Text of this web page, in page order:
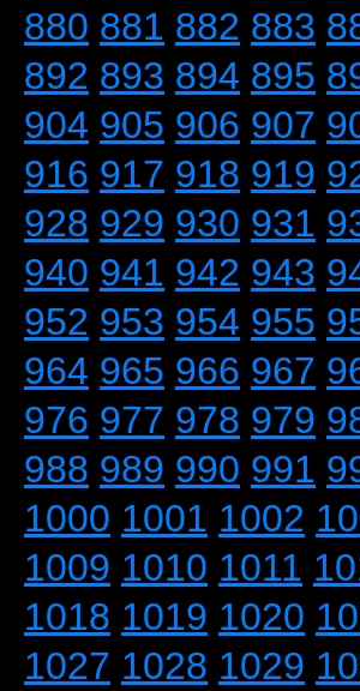
880 881 882 883
892 893 894 895
904 905 906 907
916 917 918 919
928 929 930 931
940 941 942 943
952 953 954 955
964 965 966 967
976 977 978 979
988 989 990 991
1000 1001 1002
1009 1010 1011
1018 1019 1020
1027 1028 1029